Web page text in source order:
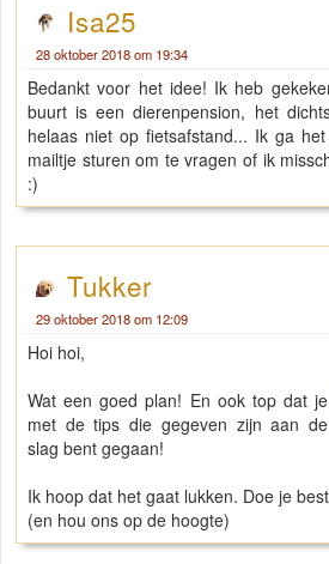
Isa25
28 oktober 2018 om 19:34
Bedankt voor het idee! Ik heb
buurt is een dierenpension, het
helaas niet op fietsafstand... Ik ga
mailtje sturen om te vragen of ik
:)
Tukker
29 oktober 2018 om 12:09
Hoi hoi,
Wat een goed plan! En ook top dat je
met de tips die gegeven zijn aan de
slag bent gegaan!
Ik hoop dat het gaat lukken. Doe je
(en hou ons op de hoogte)